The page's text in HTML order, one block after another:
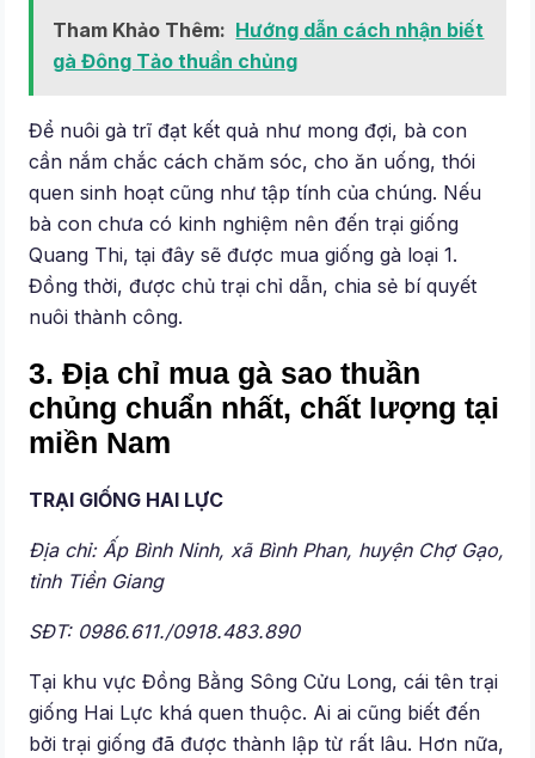
Tham Khảo Thêm: Hướng dẫn cách nhận biết
gà Đông Tảo thuần chủng
Để nuôi gà trĩ đạt kết quả như mong đợi, bà con
cần nắm chắc cách chăm sóc, cho ăn uống, thói
quen sinh hoạt cũng như tập tính của chúng. Nếu
bà con chưa có kinh nghiệm nên đến trại giống
Quang Thi, tại đây sẽ được mua giống gà loại 1.
Đồng thời, được chủ trại chỉ dẫn, chia sẻ bí quyết
nuôi thành công.
3.Địa chỉ mua gà sao thuần
chủng chuẩn nhất, chất lượng tại
miền Nam
TRẠI GIỐNG HAI LỰC
Địa chỉ: Ấp Bình Ninh, xã Bình Phan, huyện Chợ Gạo,
tỉnh Tiền Giang
SĐT: 0986.611./0918.483.890
Tại khu vực Đồng Bằng Sông Cửu Long, cái tên trại
giống Hai Lực khá quen thuộc. Ai ai cũng biết đến
bởi trại giống đã được thành lập từ rất lâu. Hơn nữa,